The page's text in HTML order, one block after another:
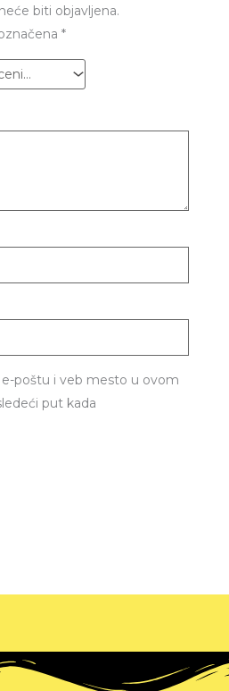
biti objavljena.
*
poštu i veb mesto u ovom
put kada